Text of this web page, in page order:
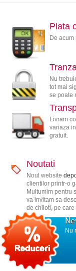
Plata
De
Nu
tot mai
se poate
Livram
variaza
gratuit.
Noutati
Noul website
clientilor printr-o
Multumim pentru
va invitam sa
de chiloti, pe
Nu